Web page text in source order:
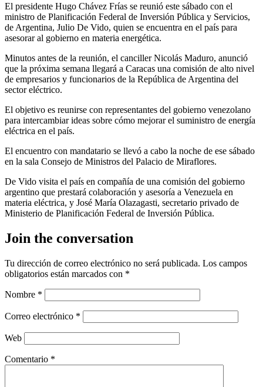
El presidente Hugo Chávez Frías se reunió este sábado con el
ministro de Planificación Federal de Inversión Pública y Servicios,
de Argentina, Julio De Vido, quien se encuentra en el país para
asesorar al gobierno en materia energética.
Minutos antes de la reunión, el canciller Nicolás Maduro, anunció
que la próxima semana llegará a Caracas una comisión de alto nivel
de empresarios y funcionarios de la República de Argentina del
sector eléctrico.
El objetivo es reunirse con representantes del gobierno venezolano
para intercambiar ideas sobre cómo mejorar el suministro de energía
eléctrica en el país.
El encuentro con mandatario se llevó a cabo la noche de ese sábado
en la sala Consejo de Ministros del Palacio de Miraflores.
De Vido visita el país en compañía de una comisión del gobierno
argentino que prestará colaboración y asesoría a Venezuela en
materia eléctrica, y José María Olazagasti, secretario privado de
Ministerio de Planificación Federal de Inversión Pública.
Join the conversation
Tu dirección de correo electrónico no será publicada. Los campos
obligatorios están marcados con *
Nombre *
Correo electrónico *
Web
Comentario *